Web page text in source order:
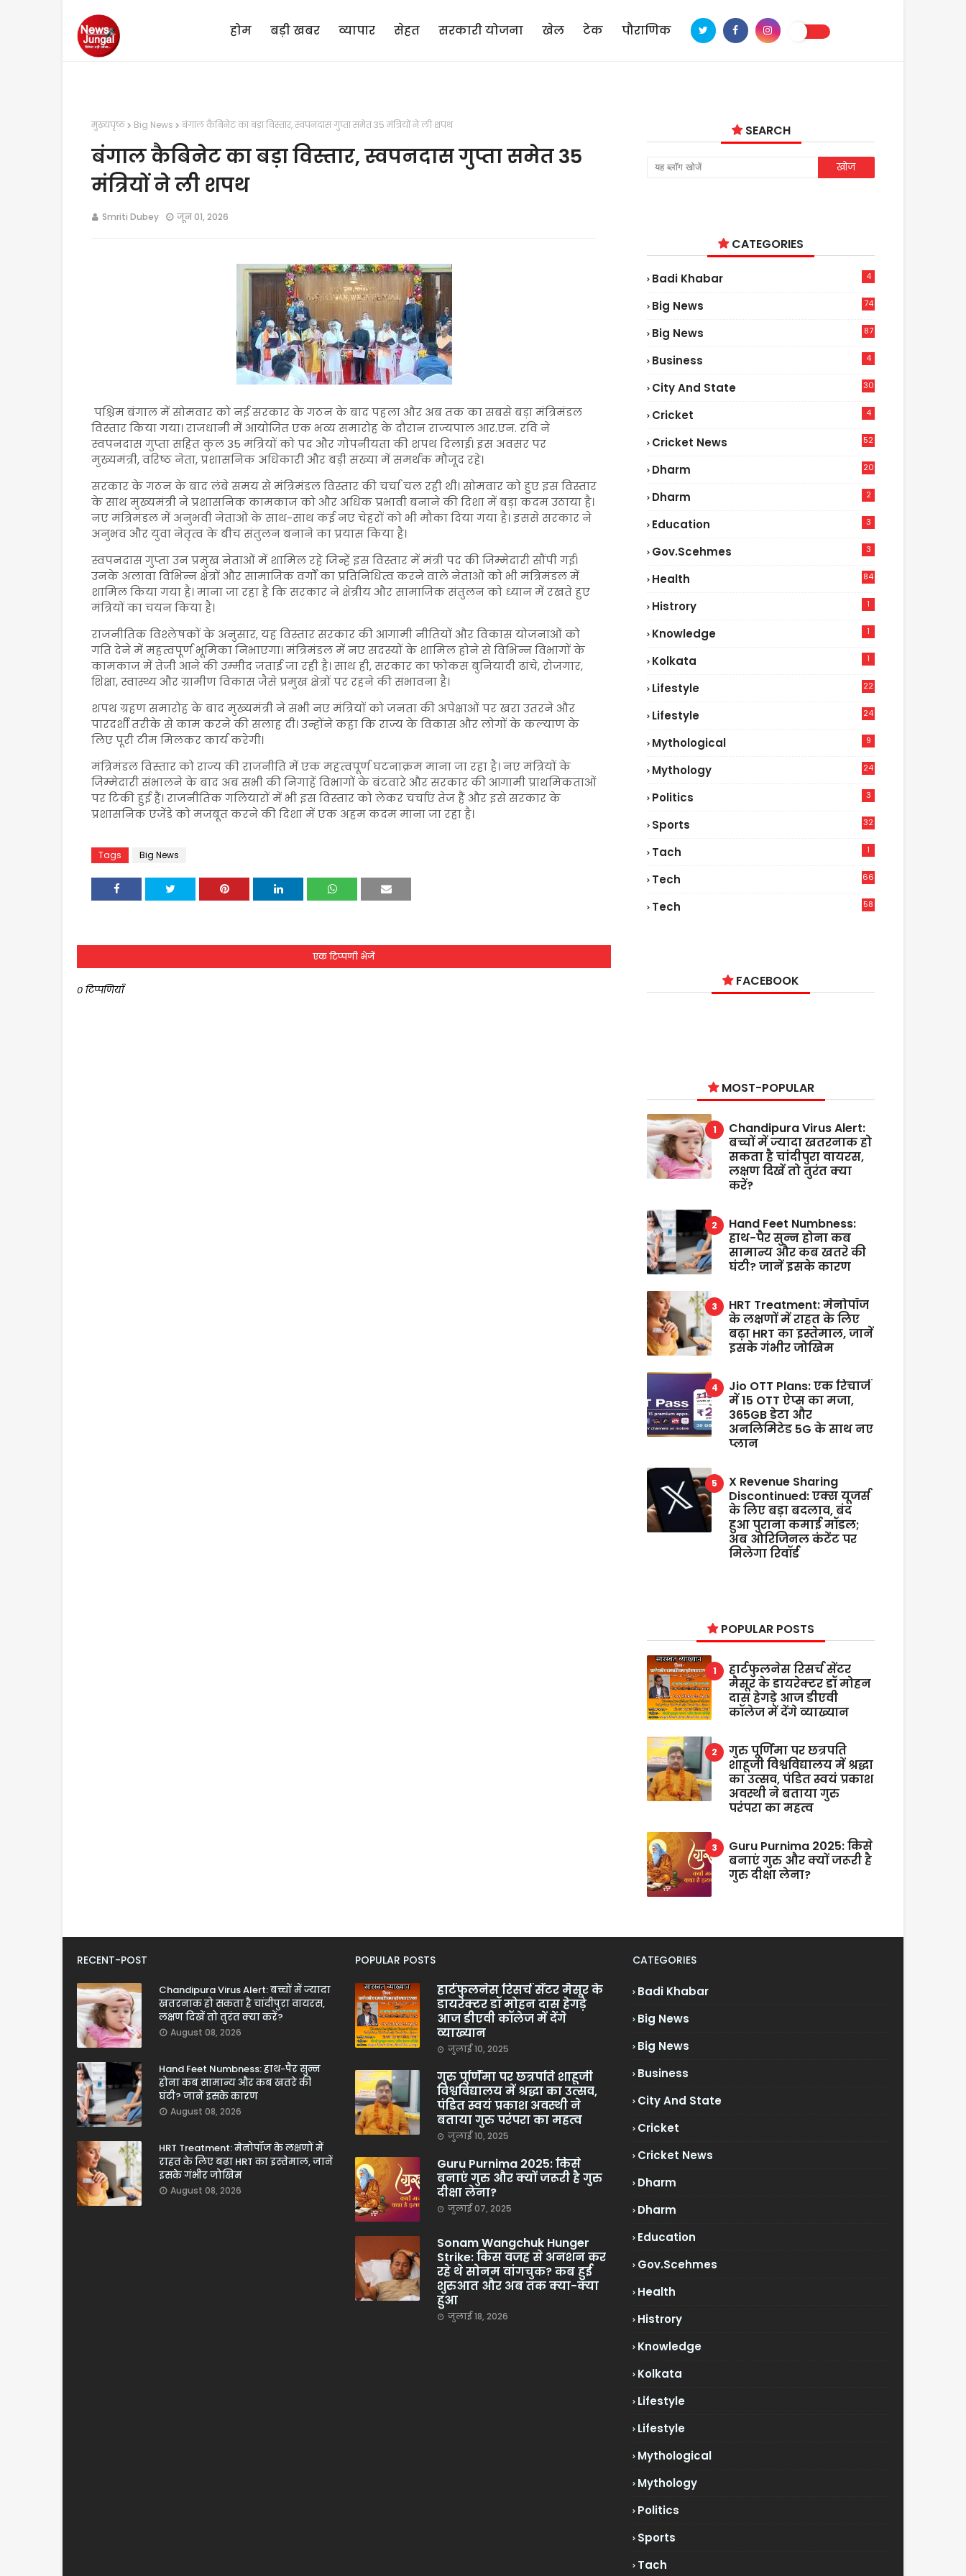
होम बड़ी खबर व्यापार सेहत सरकारी योजना खेल टेक पौराणिक
मुख्यपृष्ठ Big News बंगाल कैबिनेट का बड़ा विस्तार, स्वपनदास गुप्ता समेत 35 मंत्रियों ने ली शपथ
बंगाल कैबिनेट का बड़ा विस्तार, स्वपनदास गुप्ता समेत 35
मंत्रियों ने ली शपथ
Smriti Dubey जून 01, 2026
पश्चिम बंगाल में सोमवार को नई सरकार के गठन के बाद पहला और अब तक का सबसे बड़ा मंत्रिमंडल
विस्तार किया गया। राजधानी में आयोजित एक भव्य समारोह के दौरान राज्यपाल आर.एन. रवि ने
स्वपनदास गुप्ता सहित कुल 35 मंत्रियों को पद और गोपनीयता की शपथ दिलाई। इस अवसर पर
मुख्यमंत्री, वरिष्ठ नेता, प्रशासनिक अधिकारी और बड़ी संख्या में समर्थक मौजूद रहे।
सरकार के गठन के बाद लंबे समय से मंत्रिमंडल विस्तार की चर्चा चल रही थी। सोमवार को हुए इस विस्तार
के साथ मुख्यमंत्री ने प्रशासनिक कामकाज को और अधिक प्रभावी बनाने की दिशा में बड़ा कदम उठाया है।
नए मंत्रिमंडल में अनुभवी नेताओं के साथ-साथ कई नए चेहरों को भी मौका दिया गया है। इससे सरकार ने
अनुभव और युवा नेतृत्व के बीच संतुलन बनाने का प्रयास किया है।
स्वपनदास गुप्ता उन प्रमुख नेताओं में शामिल रहे जिन्हें इस विस्तार में मंत्री पद की जिम्मेदारी सौंपी गई।
उनके अलावा विभिन्न क्षेत्रों और सामाजिक वर्गों का प्रतिनिधित्व करने वाले नेताओं को भी मंत्रिमंडल में
शामिल किया गया है। माना जा रहा है कि सरकार ने क्षेत्रीय और सामाजिक संतुलन को ध्यान में रखते हुए
मंत्रियों का चयन किया है।
राजनीतिक विश्लेषकों के अनुसार, यह विस्तार सरकार की आगामी नीतियों और विकास योजनाओं को
गति देने में महत्वपूर्ण भूमिका निभाएगा। मंत्रिमंडल में नए सदस्यों के शामिल होने से विभिन्न विभागों के
कामकाज में तेजी आने की उम्मीद जताई जा रही है। साथ ही, सरकार का फोकस बुनियादी ढांचे, रोजगार,
शिक्षा, स्वास्थ्य और ग्रामीण विकास जैसे प्रमुख क्षेत्रों पर रहने की संभावना है।
शपथ ग्रहण समारोह के बाद मुख्यमंत्री ने सभी नए मंत्रियों को जनता की अपेक्षाओं पर खरा उतरने और
पारदर्शी तरीके से काम करने की सलाह दी। उन्होंने कहा कि राज्य के विकास और लोगों के कल्याण के
लिए पूरी टीम मिलकर कार्य करेगी।
मंत्रिमंडल विस्तार को राज्य की राजनीति में एक महत्वपूर्ण घटनाक्रम माना जा रहा है। नए मंत्रियों के
जिम्मेदारी संभालने के बाद अब सभी की निगाहें विभागों के बंटवारे और सरकार की आगामी प्राथमिकताओं
पर टिकी हुई हैं। राजनीतिक गलियारों में भी इस विस्तार को लेकर चर्चाएं तेज हैं और इसे सरकार के
प्रशासनिक एजेंडे को मजबूत करने की दिशा में एक अहम कदम माना जा रहा है।
Tags Big News
एक टिप्पणी भेजें
0 टिप्पणियाँ
SEARCH
CATEGORIES
Badi Khabar 4
Big News
74
Big News
87
Business 4
City And State 30
Cricket 4
Cricket News
52
Dharm 20
Dharm 2
Education 3
Gov.scehmes 3
Health
84
Histrory 1
Knowledge 1
Kolkata 1
Lifestyle
22
Lifestyle
24
Mythological 9
Mythology 24
Politics 3
Sports 32
Tach 1
Tech
66
Tech
58
FACEBOOK
MOST-POPULAR
Chandipura Virus Alert:
बच्चों में ज्यादा खतरनाक हो
सकता है चांदीपुरा वायरस,
लक्षण दिखें तो तुरंत क्या
करें?
Hand Feet Numbness:
हाथ-पैर सुन्न होना कब
सामान्य और कब खतरे की
घंटी? जानें इसके कारण
HRT Treatment: मेनोपॉज
के लक्षणों में राहत के लिए
बढ़ा HRT का इस्तेमाल, जानें
इसके गंभीर जोखिम
Jio OTT Plans: एक रिचार्ज
में 15 OTT ऐप्स का मजा,
365GB डेटा और
अनलिमिटेड 5G के साथ नए
प्लान
X Revenue Sharing
Discontinued: एक्स यूजर्स
के लिए बड़ा बदलाव, बंद
हुआ पुराना कमाई मॉडल;
अब ओरिजिनल कंटेंट पर
मिलेगा रिवॉर्ड
POPULAR POSTS
हार्टफुलनेस रिसर्च सेंटर
मैसूर के डायरेक्टर डॉ मोहन
दास हेगड़े आज डीएवी
कॉलेज में देंगे व्याख्यान
गुरु पूर्णिमा पर छत्रपति
शाहूजी विश्वविद्यालय में श्रद्धा
का उत्सव, पंडित स्वयं प्रकाश
अवस्थी ने बताया गुरु
परंपरा का महत्व
Guru Purnima 2025: किसे
बनाएं गुरु और क्यों जरूरी है
गुरु दीक्षा लेना?
RECENT-POST
Chandipura Virus Alert: बच्चों में ज्यादा
खतरनाक हो सकता है चांदीपुरा वायरस,
लक्षण दिखें तो तुरंत क्या करें?
August 08, 2026
Hand Feet Numbness: हाथ-पैर सुन्न
होना कब सामान्य और कब खतरे की
घंटी? जानें इसके कारण
August 08, 2026
HRT Treatment: मेनोपॉज के लक्षणों में
राहत के लिए बढ़ा HRT का इस्तेमाल, जानें
इसके गंभीर जोखिम
August 08, 2026
POPULAR POSTS
हार्टफुलनेस रिसर्च सेंटर मैसूर के
डायरेक्टर डॉ मोहन दास हेगड़े
आज डीएवी कॉलेज में देंगे
व्याख्यान
जुलाई 10, 2025
गुरु पूर्णिमा पर छत्रपति शाहूजी
विश्वविद्यालय में श्रद्धा का उत्सव,
पंडित स्वयं प्रकाश अवस्थी ने
बताया गुरु परंपरा का महत्व
जुलाई 10, 2025
Guru Purnima 2025: किसे
बनाएं गुरु और क्यों जरूरी है गुरु
दीक्षा लेना?
जुलाई 07, 2025
Sonam Wangchuk Hunger
Strike: किस वजह से अनशन कर
रहे थे सोनम वांगचुक? कब हुई
शुरुआत और अब तक क्या-क्या
हुआ
जुलाई 18, 2026
CATEGORIES
Badi Khabar
Big News
Big News
Business
City And State
Cricket
Cricket News
Dharm
Dharm
Education
Gov.scehmes
Health
Histrory
Knowledge
Kolkata
Lifestyle
Lifestyle
Mythological
Mythology
Politics
Sports
Tach